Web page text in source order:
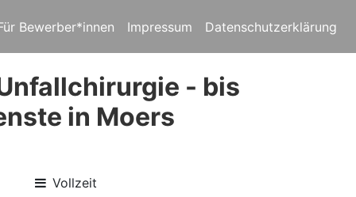
Bewerber*innen Impressum Datenschutzerklärung
- bis
in Moers
Vollzeit